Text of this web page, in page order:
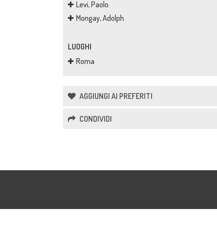
Levi, Paolo
Mongay, Adolph
LUOGHI
Roma
AGGIUNGI AI PREFERITI
CONDIVIDI